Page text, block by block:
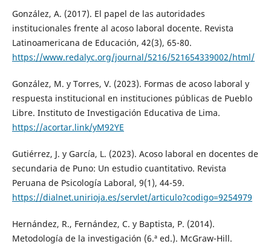
González, A. (2017). El papel de las autoridades
institucionales frente al acoso laboral docente. Revista
Latinoamericana de Educación, 42(3), 65-80.
https://www.redalyc.org/journal/5216/521654339002/html/
González, M. y Torres, V. (2023). Formas de acoso laboral y
respuesta institucional en instituciones públicas de Pueblo
Libre. Instituto de Investigación Educativa de Lima.
https://acortar.link/yM92YE
Gutiérrez, J. y García, L. (2023). Acoso laboral en docentes de
secundaria de Puno: Un estudio cuantitativo. Revista
Peruana de Psicología Laboral, 9(1), 44-59.
https://dialnet.unirioja.es/servlet/articulo?codigo=9254979
Hernández, R., Fernández, C. y Baptista, P. (2014).
Metodología de la investigación (6.ª ed.). McGraw-Hill.